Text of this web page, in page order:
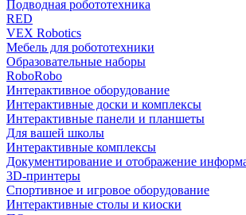
Подводная робототехника
RED
VEX Robotics
Мебель для робототехники
Образовательные наборы
RoboRobo
Интерактивное оборудование
Интерактивные доски и комплексы
Интерактивные панели и планшеты
Для вашей школы
Интерактивные комплексы
Документирование и отображение
3D-принтеры
Спортивное и игровое оборудование
Интерактивные столы и киоски